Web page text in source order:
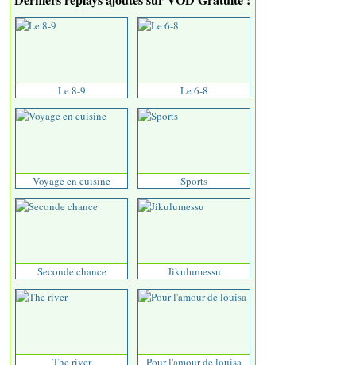
Le 8-9 Le 6-8
Voyage en cuisine Sports
Seconde chance Jikulumessu
The river Pour l'amour de louisa